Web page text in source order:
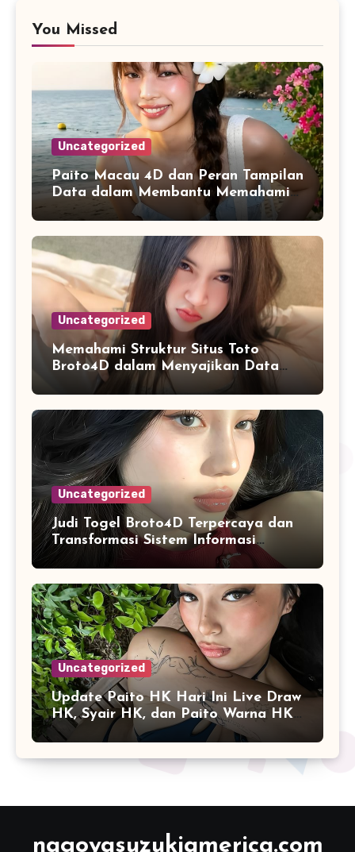
You Missed
Uncategorized
Paito Macau 4D dan Peran Tampilan
Data dalam Membantu Memahami
Riwayat Informasi
Uncategorized
Memahami Struktur Situs Toto
Broto4D dalam Menyajikan Data
dan Statistik Harian
Uncategorized
Judi Togel Broto4D Terpercaya dan
Transformasi Sistem Informasi
Angka Online
Uncategorized
Update Paito HK Hari Ini Live Draw
HK, Syair HK, dan Paito Warna HK
Terlengkap
nagoyasuzukiamerica.com